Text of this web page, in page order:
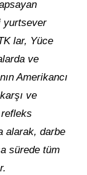
yurtsever
lar, Yüce
ve
Amerikancı
ve
alarak, darbe
sürede tüm